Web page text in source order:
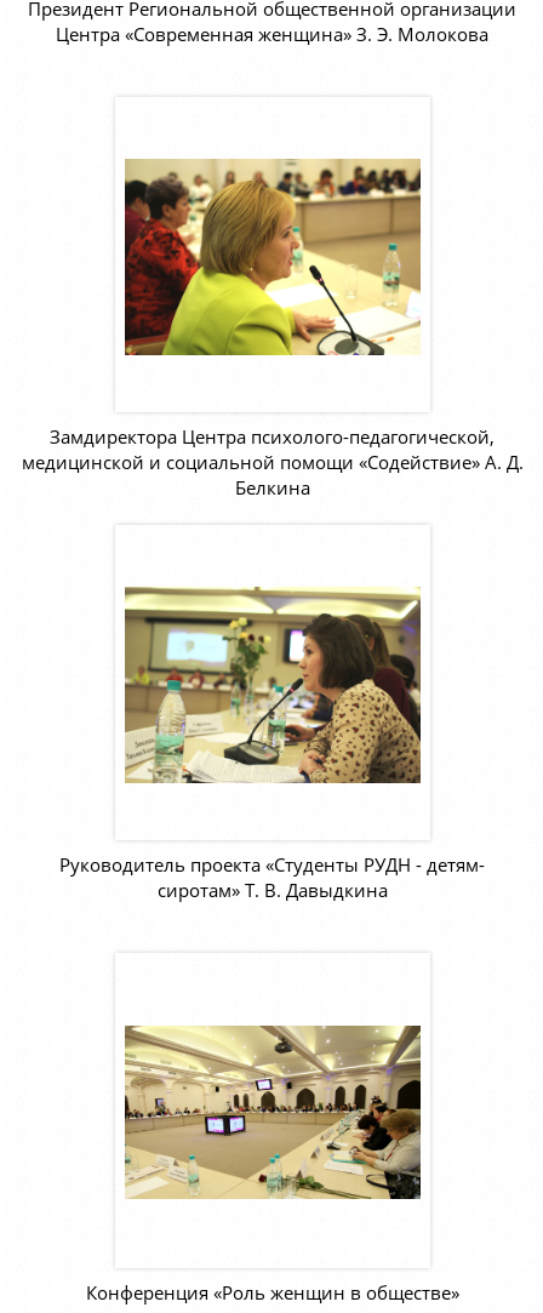
Президент Региональной общественной организации
Центра «Современная женщина» З. Э. Молокова
Замдиректора Центра психолого-педагогической,
медицинской и социальной помощи «Содействие» А. Д.
Белкина
Руководитель проекта «Студенты РУДН - детям-
сиротам» Т. В. Давыдкина
Конференция «Роль женщин в обществе»